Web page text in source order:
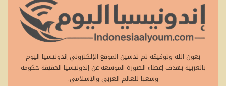
بعون الله وتوفيقه تم تدشين الموقع الإلكتروني إندونيسيا اليوم
بالعربية بهدف إعطاء الصورة الموسعة عن إندونيسيا الحقيقة حكومة
وشعبا للعالم العربي والإسلامي.